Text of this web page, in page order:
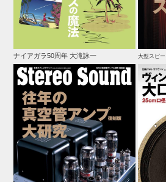
ナイアガラ50周年 大滝詠一 大型スピ